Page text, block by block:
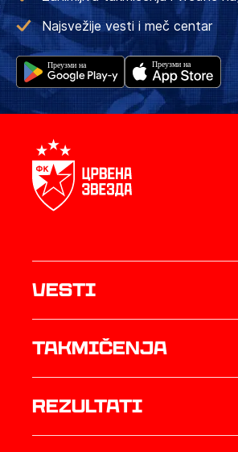
Najsvežije vesti i meč centar
Vesti
Takmičenja
rezultati